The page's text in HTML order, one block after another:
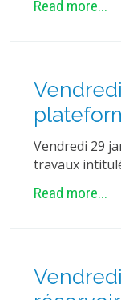
Read more...
Vendredi 29
travaux
Read more...